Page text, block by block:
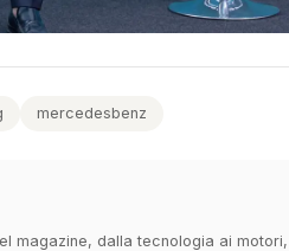
mercedesbenz
magazine, dalla tecnologia ai